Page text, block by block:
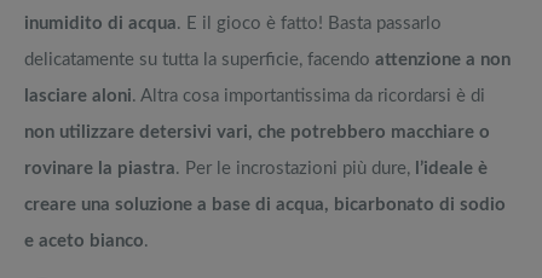
inumidito di acqua. E il gioco è fatto! Basta passarlo
delicatamente su tutta la superficie, facendo attenzione a non
lasciare aloni. Altra cosa importantissima da ricordarsi è di
non utilizzare detersivi vari, che potrebbero macchiare o
rovinare la piastra. Per le incrostazioni più dure, l’ideale è
creare una soluzione a base di acqua, bicarbonato di sodio
e aceto bianco.